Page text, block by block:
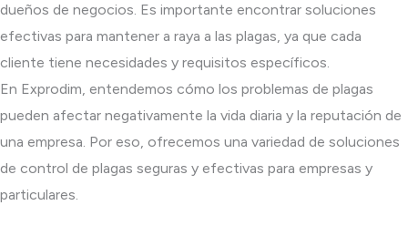
dueños de negocios. Es importante encontrar soluciones
efectivas para mantener a raya a las plagas, ya que cada
cliente tiene necesidades y requisitos específicos.
En Exprodim, entendemos cómo los problemas de plagas
pueden afectar negativamente la vida diaria y la reputación de
una empresa. Por eso, ofrecemos una variedad de soluciones
de control de plagas seguras y efectivas para empresas y
particulares.